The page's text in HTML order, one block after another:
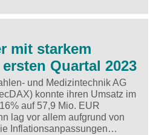
mit starkem
Quartal 2023
und Medizintechnik AG
konnte ihren Umsatz im
auf 57,9 Mio. EUR
lag vor allem aufgrund von
Inflationsanpassungen…